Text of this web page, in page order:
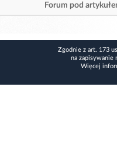
Forum pod
Zgodnie z art. 173
na zapisywanie
Więcej